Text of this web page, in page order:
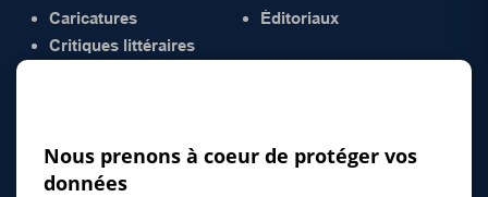
Caricatures
Critiques littéraires
Éditoriaux
Nous prenons à coeur de protéger vos
données